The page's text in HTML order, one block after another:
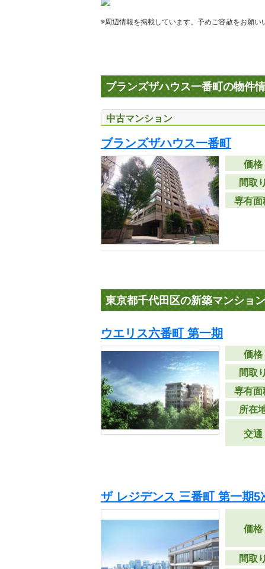
※周辺情報を掲載しています。予めご容赦をお願い
ブランズザハウス一番町の物件
中古マンション
ブランズザハウス一番町
価格
間取り
専有面
東京都千代田区の新築マンション
ウエリス六番町 第一期
価格
間取り
専有面
所在
交通
ザ レジデンス 三番町 第一期5
価格
間取り